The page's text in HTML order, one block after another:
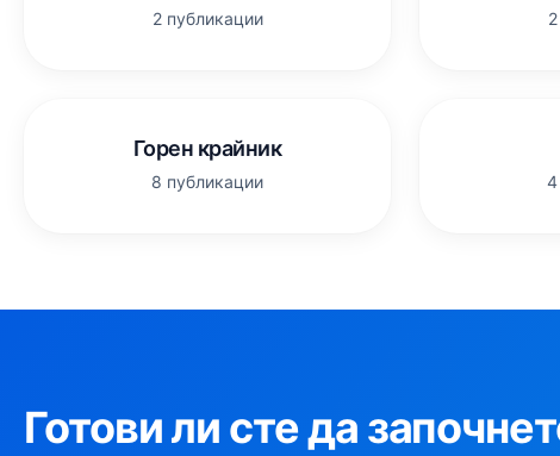
2 публикации
Горен крайник
8 публикации 4
Готови ли сте да